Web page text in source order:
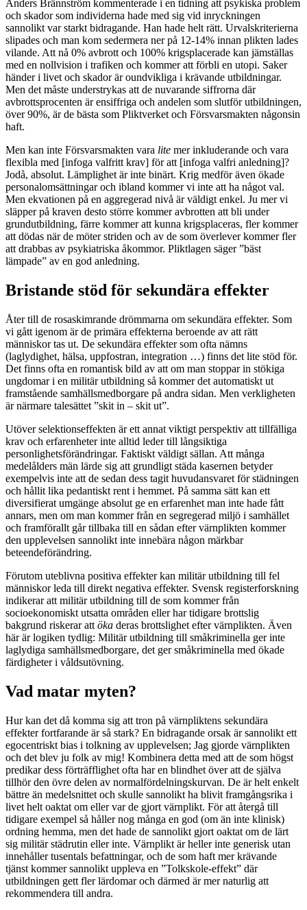
Anders Brännström kommenterade i en tidning att psykiska problem
och skador som individerna hade med sig vid inryckningen
sannolikt var starkt bidragande. Han hade helt rätt. Urvalskriterierna
slipades och man kom sedermera ner på 12-14% innan plikten lades
vilande. Att nå 0% avbrott och 100% krigsplacerade kan jämställas
med en nollvision i trafiken och kommer att förbli en utopi. Saker
händer i livet och skador är oundvikliga i krävande utbildningar.
Men det måste understrykas att de nuvarande siffrorna där
avbrottsprocenten är ensiffriga och andelen som slutför utbildningen,
över 90%, är de bästa som Pliktverket och Försvarsmakten någonsin
haft.
Men kan inte Försvarsmakten vara lite mer inkluderande och vara
flexibla med [infoga valfritt krav] för att [infoga valfri anledning]?
Jodå, absolut. Lämplighet är inte binärt. Krig medför även ökade
personalomsättningar och ibland kommer vi inte att ha något val.
Men ekvationen på en aggregerad nivå är väldigt enkel. Ju mer vi
släpper på kraven desto större kommer avbrotten att bli under
grundutbildning, färre kommer att kunna krigsplaceras, fler kommer
att dödas när de möter striden och av de som överlever kommer fler
att drabbas av psykiatriska åkommor. Pliktlagen säger ”bäst
lämpade” av en god anledning.
Bristande stöd för sekundära effekter
Åter till de rosaskimrande drömmarna om sekundära effekter. Som
vi gått igenom är de primära effekterna beroende av att rätt
människor tas ut. De sekundära effekter som ofta nämns
(laglydighet, hälsa, uppfostran, integration …) finns det lite stöd för.
Det finns ofta en romantisk bild av att om man stoppar in stökiga
ungdomar i en militär utbildning så kommer det automatiskt ut
framstående samhällsmedborgare på andra sidan. Men verkligheten
är närmare talesättet ”skit in – skit ut”.
Utöver selektionseffekten är ett annat viktigt perspektiv att tillfälliga
krav och erfarenheter inte alltid leder till långsiktiga
personlighetsförändringar. Faktiskt väldigt sällan. Att många
medelålders män lärde sig att grundligt städa kasernen betyder
exempelvis inte att de sedan dess tagit huvudansvaret för städningen
och hållit lika pedantiskt rent i hemmet. På samma sätt kan ett
diversifierat umgänge absolut ge en erfarenhet man inte hade fått
annars, men om man kommer från en segregerad miljö i samhället
och framförallt går tillbaka till en sådan efter värnplikten kommer
den upplevelsen sannolikt inte innebära någon märkbar
beteendeförändring.
Förutom uteblivna positiva effekter kan militär utbildning till fel
människor leda till direkt negativa effekter. Svensk registerforskning
indikerar att militär utbildning till de som kommer från
socioekonomiskt utsatta områden eller har tidigare brottslig
bakgrund riskerar att öka deras brottslighet efter värnplikten. Även
här är logiken tydlig: Militär utbildning till småkriminella ger inte
laglydiga samhällsmedborgare, det ger småkriminella med ökade
färdigheter i våldsutövning.
Vad matar myten?
Hur kan det då komma sig att tron på värnpliktens sekundära
effekter fortfarande är så stark? En bidragande orsak är sannolikt ett
egocentriskt bias i tolkning av upplevelsen; Jag gjorde värnplikten
och det blev ju folk av mig! Kombinera detta med att de som högst
predikar dess förträfflighet ofta har en blindhet över att de själva
tillhör den övre delen av normalfördelningskurvan. De är helt enkelt
bättre än medelsnittet och skulle sannolikt ha blivit framgångsrika i
livet helt oaktat om eller var de gjort värnplikt. För att återgå till
tidigare exempel så håller nog många en god (om än inte klinisk)
ordning hemma, men det hade de sannolikt gjort oaktat om de lärt
sig militär städrutin eller inte. Värnplikt är heller inte generisk utan
innehåller tusentals befattningar, och de som haft mer krävande
tjänst kommer sannolikt uppleva en ”Tolkskole-effekt” där
utbildningen gett fler lärdomar och därmed är mer naturlig att
rekommendera till andra.